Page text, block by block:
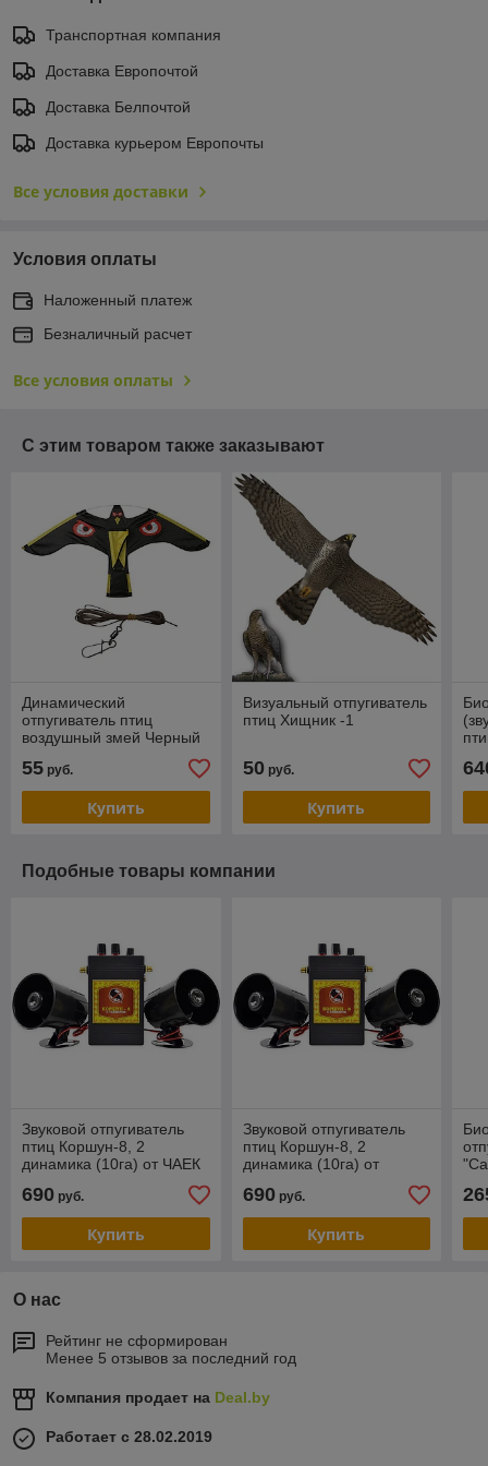
Транспортная компания
Доставка Европочтой
Доставка Белпочтой
Доставка курьером Европочты
Все условия доставки
Условия оплаты
Наложенный платеж
Безналичный расчет
Все условия оплаты
С этим товаром также заказывают
Динамический
отпугиватель птиц
воздушный змей Черный
55 руб.
Купить
Визуальный отпугиватель
птиц Хищник -1
50руб.
Купить
Подобные товары компании
Звуковой отпугиватель
птиц Коршун-8, 2
динамика (10га) от ЧАЕК
690 руб.
Купить
Звуковой отпугиватель
птиц Коршун-8, 2
динамика (10га) от
690руб.
Купить
О нас
Рейтинг не сформирован
Менее 5 отзывов за последний год
Компания продает на Deal.by
Работает с 28.02.2019